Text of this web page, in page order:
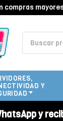
mayores a
Y
y